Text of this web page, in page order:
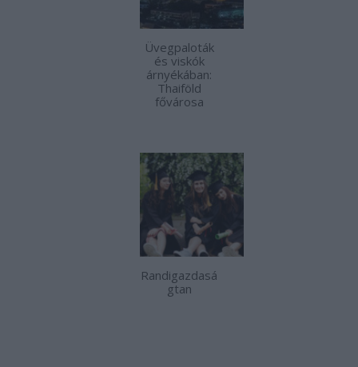
Üvegpaloták
és viskók
árnyékában:
Thaiföld
fővárosa
Randigazdasá
gtan